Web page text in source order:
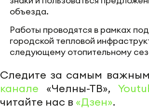
объезда.
Работы проводятся в рамках
городской тепловой
следующему отопительному
Следите за самым
канале «Челны-ТВ»,
читайте нас в «Дзен».